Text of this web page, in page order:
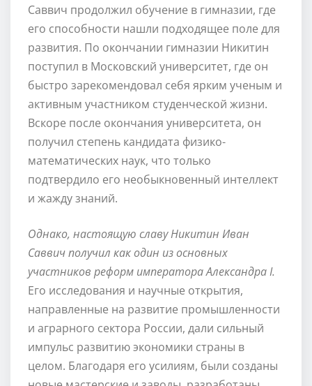
Саввич продолжил обучение в гимназии, где
его способности нашли подходящее поле для
развития. По окончании гимназии Никитин
поступил в Московский университет, где он
быстро зарекомендовал себя ярким ученым и
активным участником студенческой жизни.
Вскоре после окончания университета, он
получил степень кандидата физико-
математических наук, что только
подтвердило его необыкновенный интеллект
и жажду знаний.
Однако, настоящую славу Никитин Иван
Саввич получил как один из основных
участников реформ императора Александра I.
Его исследования и научные открытия,
направленные на развитие промышленности
и аграрного сектора России, дали сильный
импульс развитию экономики страны в
целом. Благодаря его усилиям, были созданы